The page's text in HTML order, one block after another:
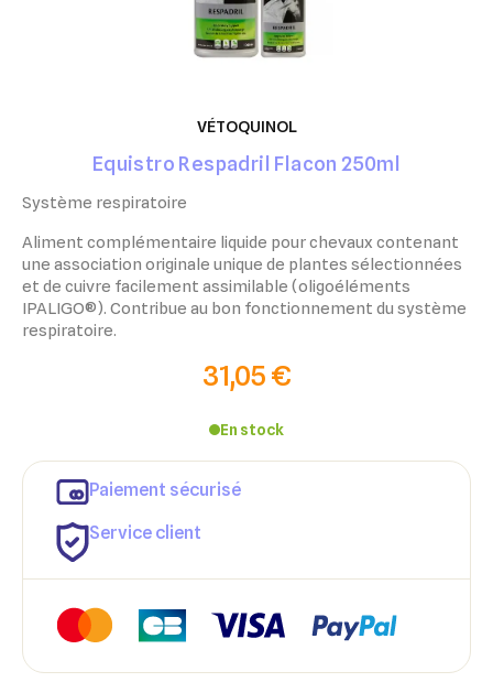
VÉTOQUINOL
Equistro Respadril Flacon 250ml
Système respiratoire
Aliment complémentaire liquide pour chevaux contenant
une association originale unique de plantes sélectionnées
et de cuivre facilement assimilable (oligoéléments
IPALIGO®). Contribue au bon fonctionnement du système
respiratoire.
31,05 €
En stock
Paiement sécurisé
Service client